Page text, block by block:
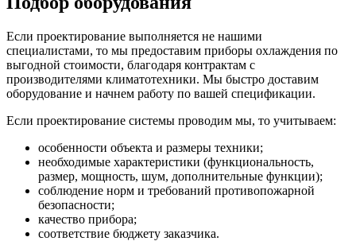
Если проектирование выполняется не нашими
специалистами, то мы предоставим приборы охлаждения по
выгодной стоимости, благодаря контрактам с
производителями климатотехники. Мы быстро доставим
оборудование и начнем работу по вашей спецификации.
Если проектирование системы проводим мы, то учитываем:
особенности объекта и размеры техники;
необходимые характеристики (функциональность,
размер, мощность, шум, дополнительные функции);
соблюдение норм и требований противопожарной
безопасности;
качество прибора;
соответствие бюджету заказчика.